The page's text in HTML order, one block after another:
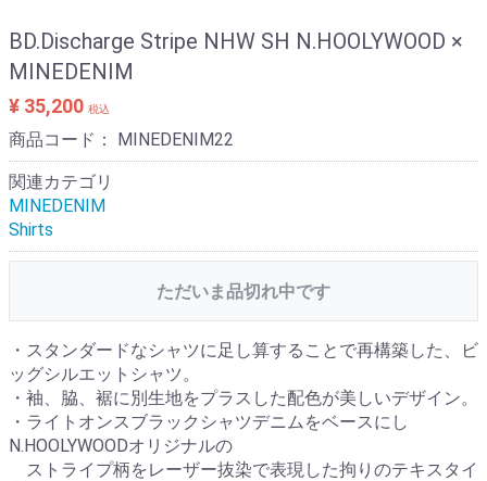
BD.Discharge Stripe NHW SH N.HOOLYWOOD ×
MINEDENIM
¥ 35,200 税込
商品コード： MINEDENIM22
関連カテゴリ
MINEDENIM
Shirts
ただいま品切れ中です
・スタンダードなシャツに足し算することで再構築した、ビ
ッグシルエットシャツ。
・袖、脇、裾に別生地をプラスした配色が美しいデザイン。
・ライトオンスブラックシャツデニムをベースにし
N.HOOLYWOODオリジナルの
ストライプ柄をレーザー抜染で表現した拘りのテキスタイ